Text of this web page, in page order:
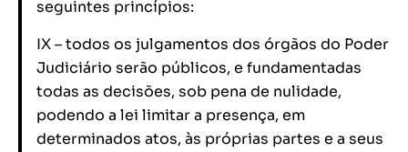
seguintes princípios:
IX – todos os julgamentos dos órgãos do Poder
Judiciário serão públicos, e fundamentadas
todas as decisões, sob pena de nulidade,
podendo a lei limitar a presença, em
determinados atos, às próprias partes e a seus